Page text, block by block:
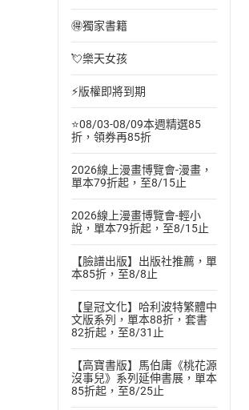
🉐獨家書籍
💘樂天女孩
⚡版權即將到期
⭐08/03-08/09本週精選85
折，領券再85折
2026線上漫畫博覽會-漫畫，
單本79折起，至8/15止
2026線上漫畫博覽會-輕小
說，單本79折起，至8/15止
【臉譜出版】出版社推薦，單
本85折，至8/8止
【皇冠文化】哈利波特繁體中
文版系列，單本88折，套書
82折起，至8/31止
【高寶書版】馬伯庸《桃花源
沒事兒》系列延伸書展，單本
85折起，至8/25止